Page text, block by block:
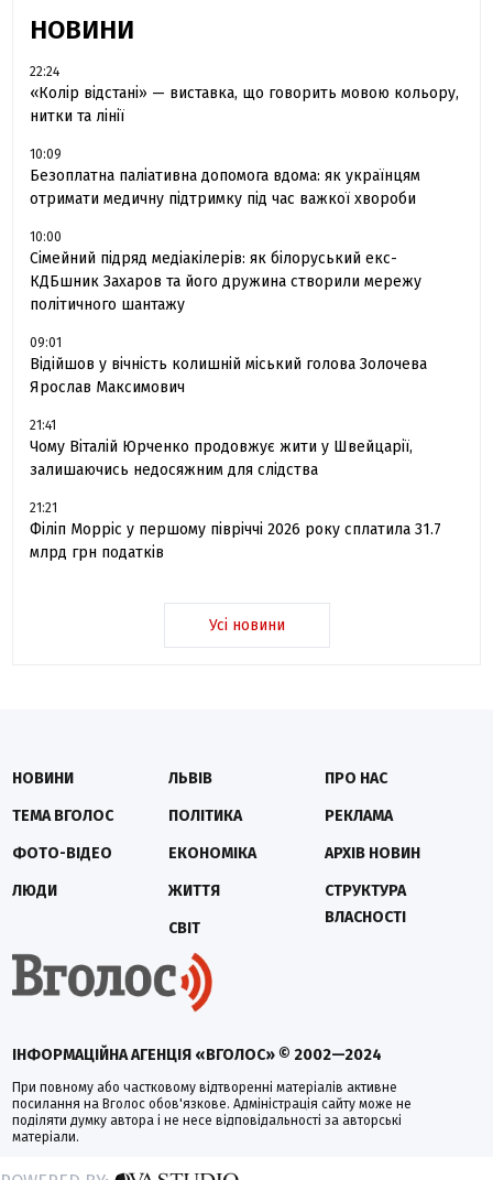
НОВИНИ
22:24
«Колір відстані» — виставка, що говорить мовою кольору,
нитки та лінії
10:09
Безоплатна паліативна допомога вдома: як українцям
отримати медичну підтримку під час важкої хвороби
10:00
Сімейний підряд медіакілерів: як білоруський екс-
КДБшник Захаров та його дружина створили мережу
політичного шантажу
09:01
Відійшов у вічність колишній міський голова Золочева
Ярослав Максимович
21:41
Чому Віталій Юрченко продовжує жити у Швейцарії,
залишаючись недосяжним для слідства
21:21
Філіп Морріс у першому півріччі 2026 року сплатила 31.7
млрд грн податків
Усі новини
ІНФОРМАЦІЙНА АГЕНЦІЯ «ВГОЛОС» © 2002—2024
При повному або частковому відтворенні матеріалів активне
посилання на Вголос обов'язкове. Адміністрація сайту може не
поділяти думку автора і не несе відповідальності за авторські
матеріали.
НОВИНИ
ТЕМА ВГОЛОС
ФОТО-ВІДЕО
ЛЮДИ
ЛЬВІВ
ПОЛІТИКА
ЕКОНОМІКА
ЖИТТЯ
СВІТ
ПРО НАС
РЕКЛАМА
АРХІВ НОВИН
СТРУКТУРА
ВЛАСНОСТІ